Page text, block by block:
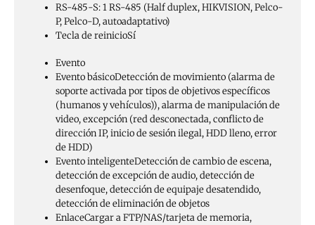
RS-485-S: 1 RS-485 (Half duplex, HIKVISION, Pelco-
P, Pelco-D, autoadaptativo)
Tecla de reinicioSí
Evento
Evento básicoDetección de movimiento (alarma de
soporte activada por tipos de objetivos específicos
(humanos y vehículos)), alarma de manipulación de
video, excepción (red desconectada, conflicto de
dirección IP, inicio de sesión ilegal, HDD lleno, error
de HDD)
Evento inteligenteDetección de cambio de escena,
detección de excepción de audio, detección de
desenfoque, detección de equipaje desatendido,
detección de eliminación de objetos
EnlaceCargar a FTP/NAS/tarjeta de memoria,